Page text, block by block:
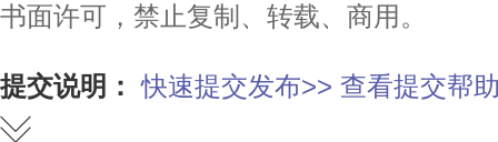
书面许可，禁止复制、转载、商用。
提交说明： 快速提交发布>> 查看提交帮